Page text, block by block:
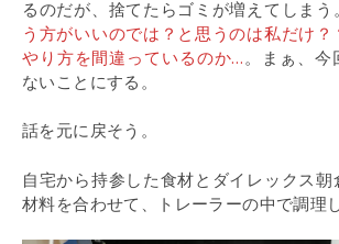
るのだが、捨てたらゴミが増えてしまう。
う方がいいのでは？と思うのは私だけ
やり方を間違っているのか… 。まぁ、今
ないことにする。
話を元に戻そう。
自宅から持参した食材とダイレックス朝
材料を合わせて、トレーラーの中で調理し